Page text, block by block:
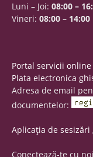
Luni – Joi: 08:00 –
Vineri: 08:00 – 14:00
Portal servicii
Plata electronica
Adresa de email
documentelor:
Aplicația de sesizări
Conectează-te cu noi